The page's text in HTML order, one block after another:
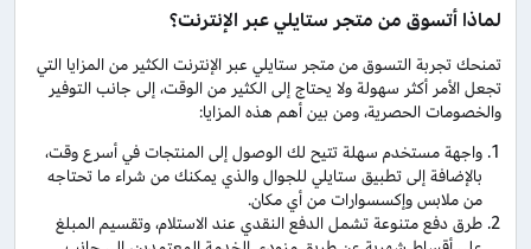
لماذا أتسوق من متجر ستايلي عبر الإنترنت؟
تمنحك تجربة التسوق من متجر ستايلي عبر الإنترنت الكثير من المزايا التي
تجعل الأمر أكثر سهولة ولا يحتاج إلى الكثير من الوقت، إلى جانب التوفير
والخصومات الحصرية، ومن بين أهم هذه المزايا:
واجهة مستخدم سهلة تتيح لك الوصول إلى المنتجات في أسرع وقت،
بالإضافة إلى تطبيق ستايلي للجوال والذي يمكنك من شراء ما تحتاجه
من ملابس وإكسسوارات من أي مكان.
طرق دفع متنوعة تشمل الدفع النقدي عند الاستلام، وتقسيم المبلغ